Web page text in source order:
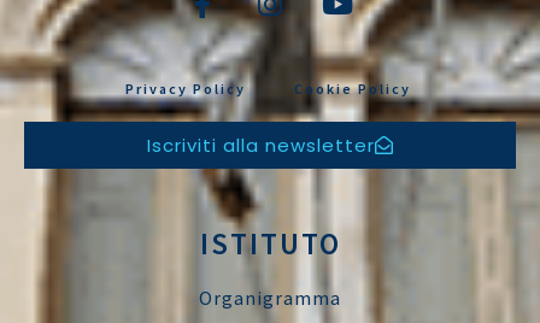
Privacy Policy Cookie Policy
Iscriviti alla newsletter
ISTITUTO
Organigramma